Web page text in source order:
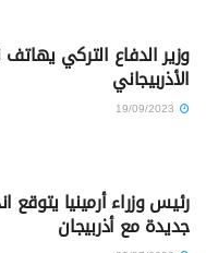
وزير الدفاع التركي
الأذربيجاني
رئيس وزراء أرمينيا يتوقع
جديدة مع أذربيجان